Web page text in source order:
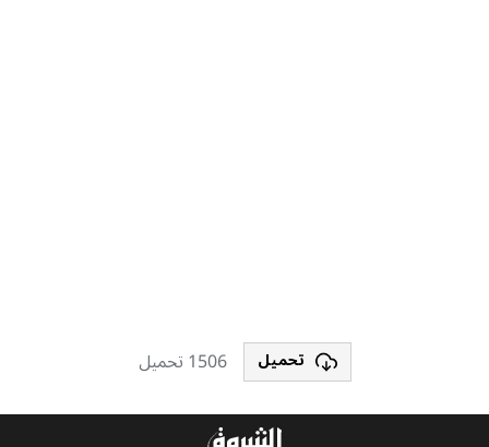
تحميل 1506 تحميل